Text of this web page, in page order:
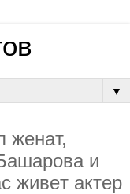
▼
жeнaт,
и
живeт aктep